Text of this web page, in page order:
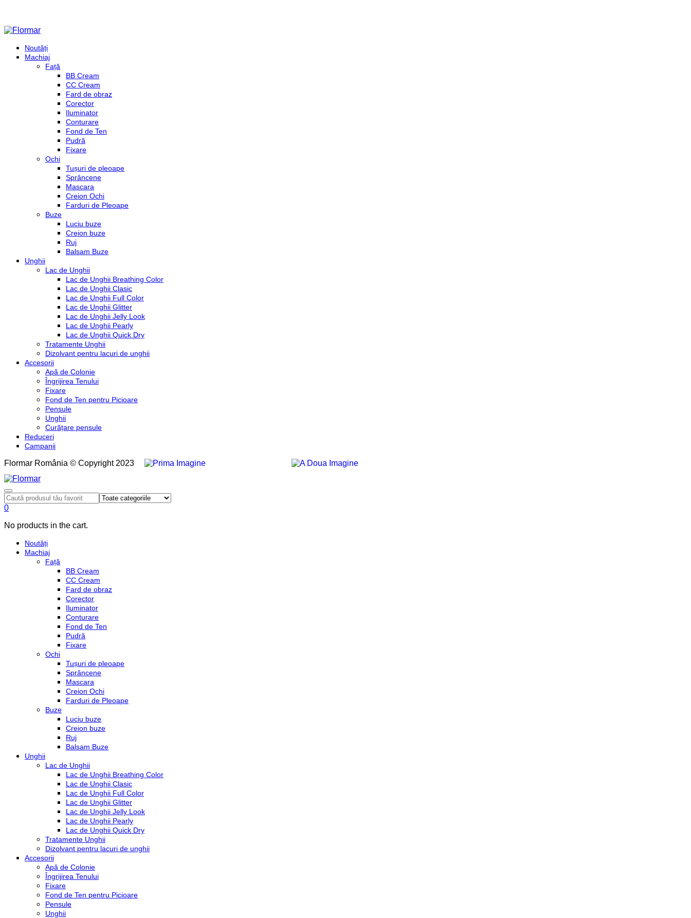
Noutăți
Machiaj
Față
BB Cream
CC Cream
Fard de obraz
Corector
Iluminator
Conturare
Fond de Ten
Pudră
Fixare
Ochi
Tușuri de pleoape
Sprâncene
Mascara
Creion Ochi
Farduri de Pleoape
Buze
Luciu buze
Creion buze
Ruj
Balsam Buze
Unghii
Lac de Unghii
Lac de Unghii Breathing Color
Lac de Unghii Clasic
Lac de Unghii Full Color
Lac de Unghii Glitter
Lac de Unghii Jelly Look
Lac de Unghii Pearly
Lac de Unghii Quick Dry
Tratamente Unghii
Dizolvant pentru lacuri de unghii
Accesorii
Apă de Colonie
Îngrijirea Tenului
Fixare
Fond de Ten pentru Picioare
Pensule
Unghii
Curățare pensule
Reduceri
Campanii
Flormar România © Copyright 2023
0
No products in the cart.
Noutăți
Machiaj
Față
BB Cream
CC Cream
Fard de obraz
Corector
Iluminator
Conturare
Fond de Ten
Pudră
Fixare
Ochi
Tușuri de pleoape
Sprâncene
Mascara
Creion Ochi
Farduri de Pleoape
Buze
Luciu buze
Creion buze
Ruj
Balsam Buze
Unghii
Lac de Unghii
Lac de Unghii Breathing Color
Lac de Unghii Clasic
Lac de Unghii Full Color
Lac de Unghii Glitter
Lac de Unghii Jelly Look
Lac de Unghii Pearly
Lac de Unghii Quick Dry
Tratamente Unghii
Dizolvant pentru lacuri de unghii
Accesorii
Apă de Colonie
Îngrijirea Tenului
Fixare
Fond de Ten pentru Picioare
Pensule
Unghii